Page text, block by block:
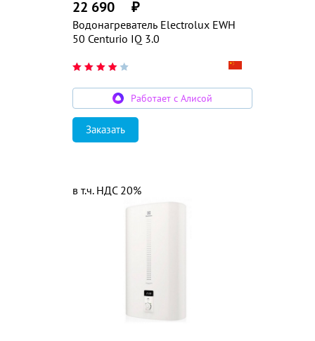
Водонагреватель Electrolux EWH
50 Centurio IQ 3.0
22 690 ₽
Работает с Алисой
Заказать
в т.ч. НДС 20%